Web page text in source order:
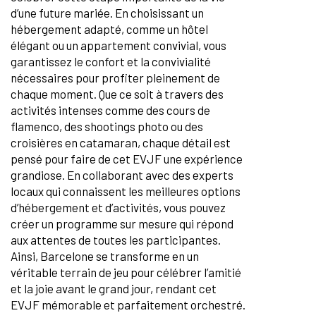
d’une future mariée. En choisissant un
hébergement adapté, comme un hôtel
élégant ou un appartement convivial, vous
garantissez le confort et la convivialité
nécessaires pour profiter pleinement de
chaque moment. Que ce soit à travers des
activités intenses comme des cours de
flamenco, des shootings photo ou des
croisières en catamaran, chaque détail est
pensé pour faire de cet EVJF une expérience
grandiose. En collaborant avec des experts
locaux qui connaissent les meilleures options
d’hébergement et d’activités, vous pouvez
créer un programme sur mesure qui répond
aux attentes de toutes les participantes.
Ainsi, Barcelone se transforme en un
véritable terrain de jeu pour célébrer l’amitié
et la joie avant le grand jour, rendant cet
EVJF mémorable et parfaitement orchestré.